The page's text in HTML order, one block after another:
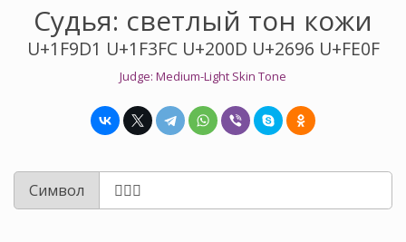
Судья: светлый тон кожи
U+1F9D1 U+1F3FC U+200D U+2696 U+FE0F
Judge: Medium-Light Skin Tone
Символ